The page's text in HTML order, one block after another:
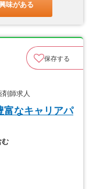
味がある
保存する
師求人
富なキャリアパ
む